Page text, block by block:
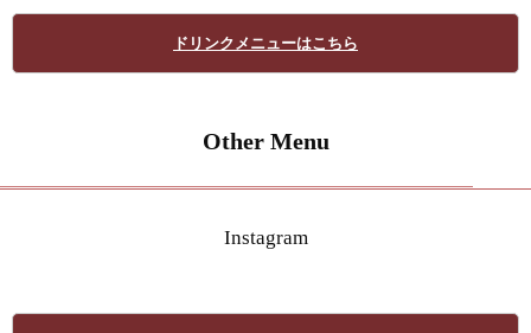
ドリンクメニューはこちら
Other Menu
Instagram